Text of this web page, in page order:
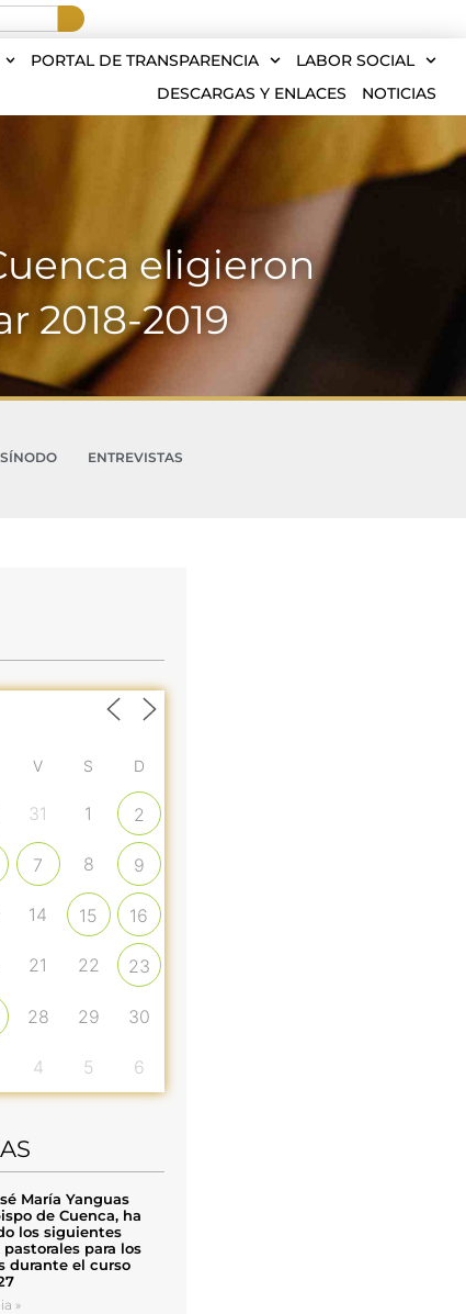
PORTAL DE TRANSPARENCIA
LABOR SOCIAL
DESCARGAS Y ENLACES
NOTICIAS
eligieron
2018-2019
SÍNODO
ENTREVISTAS
V S D
31 1 2
7 8 9
14 15 16
21 22 23
28 29 30
4 5 6
María Yanguas
de Cuenca, ha
los siguientes
para los
durante el curso
»